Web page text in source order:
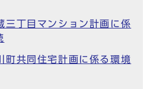
丁目マンション計画に係
共同住宅計画に係る環境